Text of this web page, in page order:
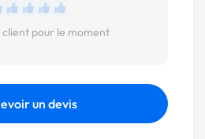
client pour le moment
un devis